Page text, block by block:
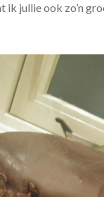
ik jullie ook zo’n